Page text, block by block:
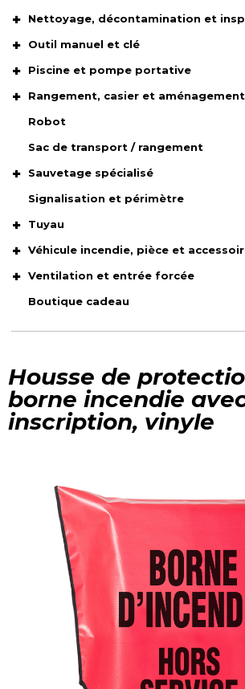
Nettoyage, décontamination et
Outil manuel et clé
Piscine et pompe portative
Rangement, casier et aménagement
Robot
Sac de transport / rangement
Sauvetage spécialisé
Signalisation et périmètre
Tuyau
Véhicule incendie, pièce et
Ventilation et entrée forcée
Boutique cadeau
Housse de
borne incendie
inscription, vinyle